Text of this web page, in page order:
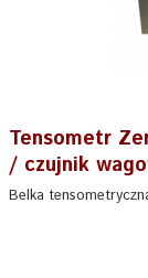
Tensometr
/ czujnik
Belka